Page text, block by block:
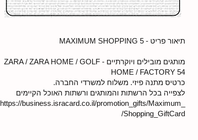
תיאור פריט - 5 MAXIMUM SHOPPING
מותגים מובילים ויוקרתיים - ZARA / ZARA HOME / GOLF
HOME / FACTORY 54
כרטיס מתנה פיזי. משלוח למשרדי החברה.
לצפייה בכל הרשתות והמותגים ורשתות האוכל הקיימים
https://business.isracard.co.il/promotion_gifts/Maximum_
Shopping_GiftCard/